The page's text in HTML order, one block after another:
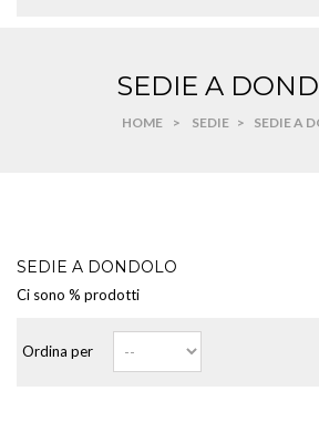
SEDIE A
HOME > SEDIE > SEDIE A
SEDIE A DONDOLO
Ci sono % prodotti
Ordina per